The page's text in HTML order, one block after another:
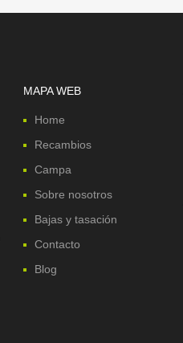
MAPA WEB
Home
Recambios
Campa
Sobre nosotros
Bajas y tasación
Contacto
Blog